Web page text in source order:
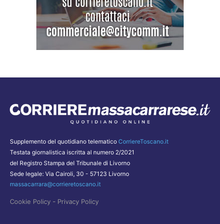
Supplemento del quotidiano telematico CorriereToscano.it
Testata giornalistica iscritta al numero 2/2021
del Registro Stampa del Tribunale di Livorno
Sede legale: Via Cairoli, 30 - 57123 Livorno
massacarrara@corrieretoscano.it
Cookie Policy - Privacy Policy